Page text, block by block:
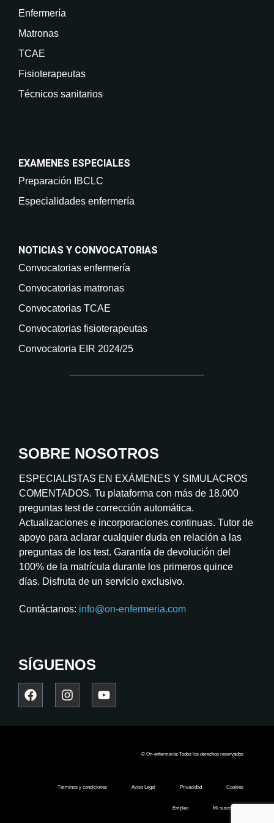
Enfermería
Matronas
TCAE
Fisioterapeutas
Técnicos sanitarios
EXAMENES ESPECIALES
Preparación IBCLC
Especialidades enfermería
NOTICIAS Y CONVOCATORIAS
Convocatorias enfermería
Convocatorias matronas
Convocatorias TCAE
Convocatorias fisioterapeutas
Convocatoria EIR 2024/25
SOBRE NOSOTROS
ESPECIALISTAS EN EXÁMENES Y SIMULACROS
COMENTADOS. Tu plataforma con más de 18.000
preguntas test de corrección automática.
Actualizaciones e incorporaciones continuas. Tutor de
apoyo para aclarar cualquier duda en relación a las
preguntas de los test. Garantía de devolución del
100% de la matrícula durante los primeros quince
días. Disfruta de un servicio exclusivo.
Contáctanos: info@on-enfermeria.com
SÍGUENOS
© On-enfermería: Todos los derechos reservados
Términos y condiciones Aviso Legal Privacidad Cookies
Empleo Mi suscripción